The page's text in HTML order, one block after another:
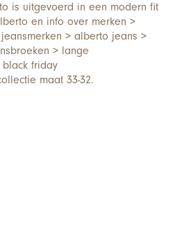
is uitgevoerd in een modern fit
en info over merken >
> alberto jeans >
> lange
friday
maat 33-32.